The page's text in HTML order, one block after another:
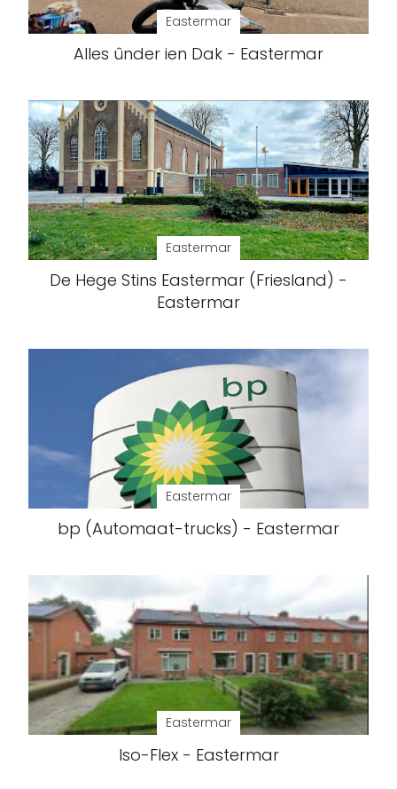
Eastermar
Alles ûnder ien Dak - Eastermar
Eastermar
De Hege Stins Eastermar (Friesland) -
Eastermar
Eastermar
bp (Automaat-trucks) - Eastermar
Eastermar
Iso-Flex - Eastermar